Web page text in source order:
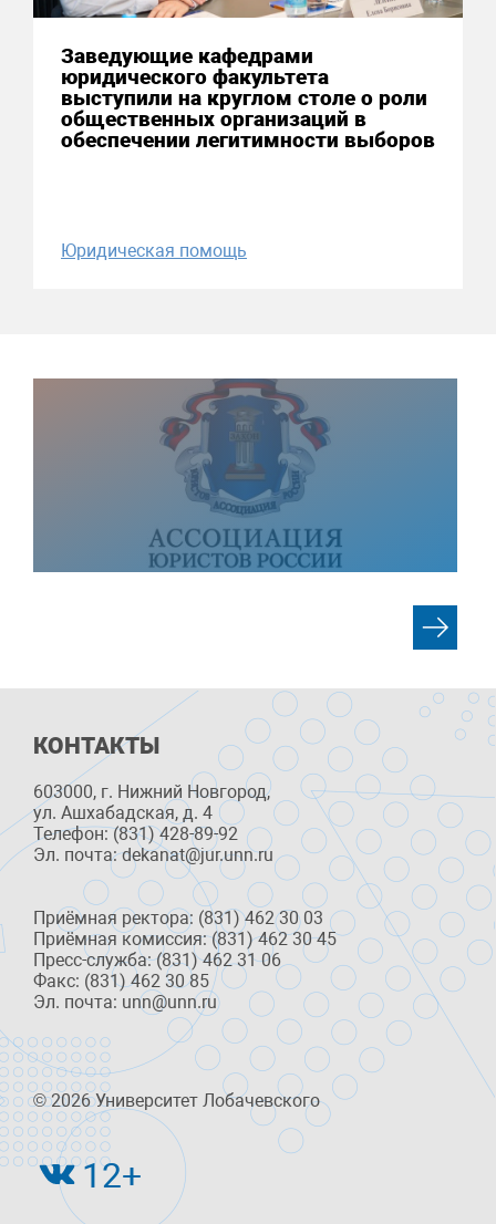
Заведующие кафедрами
юридического факультета
выступили на круглом столе о роли
общественных организаций в
обеспечении легитимности выборов
Юридическая помощь
КОНТАКТЫ
603000, г. Нижний Новгород,
ул. Ашхабадская, д. 4
Телефон: (831) 428-89-92
Эл. почта: dekanat@jur.unn.ru
Приёмная ректора: (831) 462 30 03
Приёмная комиссия: (831) 462 30 45
Пресс-служба: (831) 462 31 06
Факс: (831) 462 30 85
Эл. почта: unn@unn.ru
© 2026 Университет Лобачевского
12+